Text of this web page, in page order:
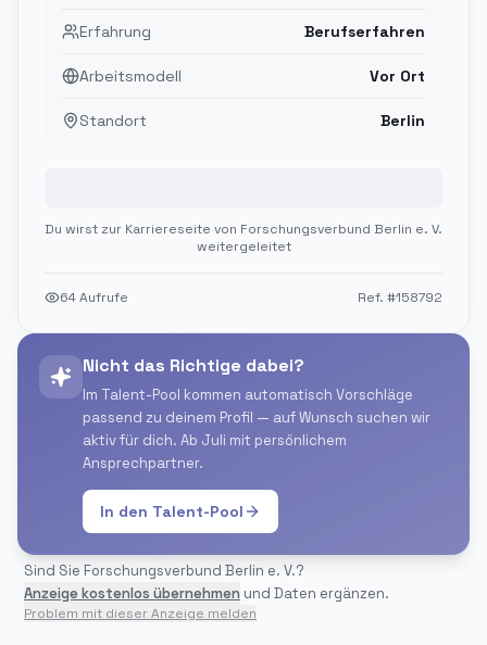
Erfahrung Berufserfahren
Arbeitsmodell Vor Ort
Standort Berlin
Du wirst zur Karriereseite von Forschungsverbund Berlin e. V.
weitergeleitet
64Aufrufe Ref. #158792
Nicht das Richtige dabei?
Im Talent-Pool kommen automatisch Vorschläge
passend zu deinem Profil — auf Wunsch suchen wir
aktiv für dich. Ab Juli mit persönlichem
Ansprechpartner.
In den Talent-Pool
Sind Sie Forschungsverbund Berlin e. V.?
Anzeige kostenlos übernehmen und Daten ergänzen.
Problem mit dieser Anzeige melden